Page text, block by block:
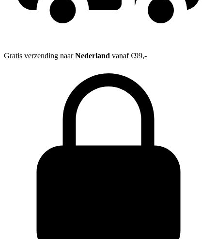
Gratis verzending naarNederland vanaf €99,-